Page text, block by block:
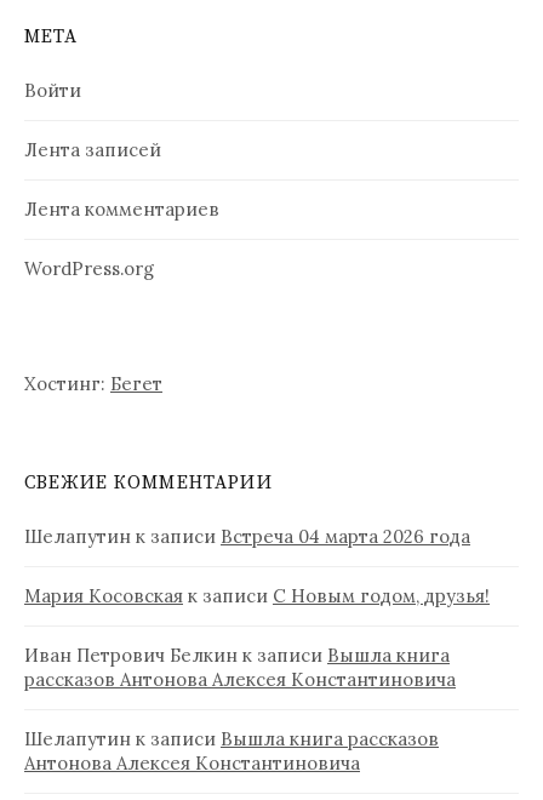
п
и
я
м
МЕТА
Войти
Лента записей
Лента комментариев
WordPress.org
Хостинг: Бегет
СВЕЖИЕ КОММЕНТАРИИ
Шелапутин к записи Встреча 04 марта 2026 года
Мария Косовская к записи С Новым годом, друзья!
Иван Петрович Белкин к записи Вышла книга
рассказов Антонова Алексея Константиновича
Шелапутин к записи Вышла книга рассказов
Антонова Алексея Константиновича